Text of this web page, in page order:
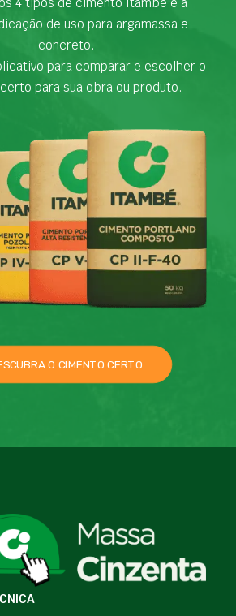
de uso para argamassa e
concreto.
para comparar e escolher o
para sua obra ou produto.
O CIMENTO CERTO